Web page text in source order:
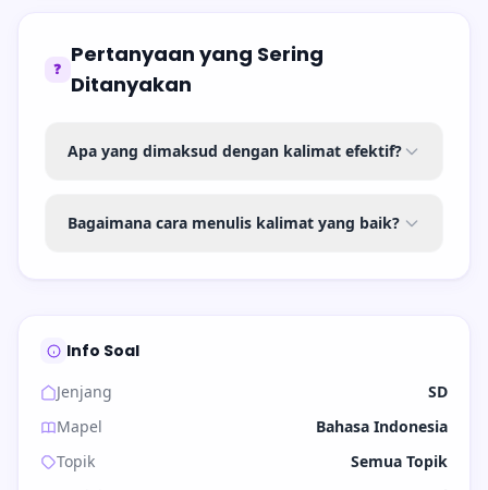
❓
Pertanyaan yang Sering
Ditanyakan
Apa yang dimaksud dengan kalimat efektif?
Bagaimana cara menulis kalimat yang baik?
Info Soal
Jenjang
SD
Mapel
Bahasa Indonesia
Topik
Semua Topik